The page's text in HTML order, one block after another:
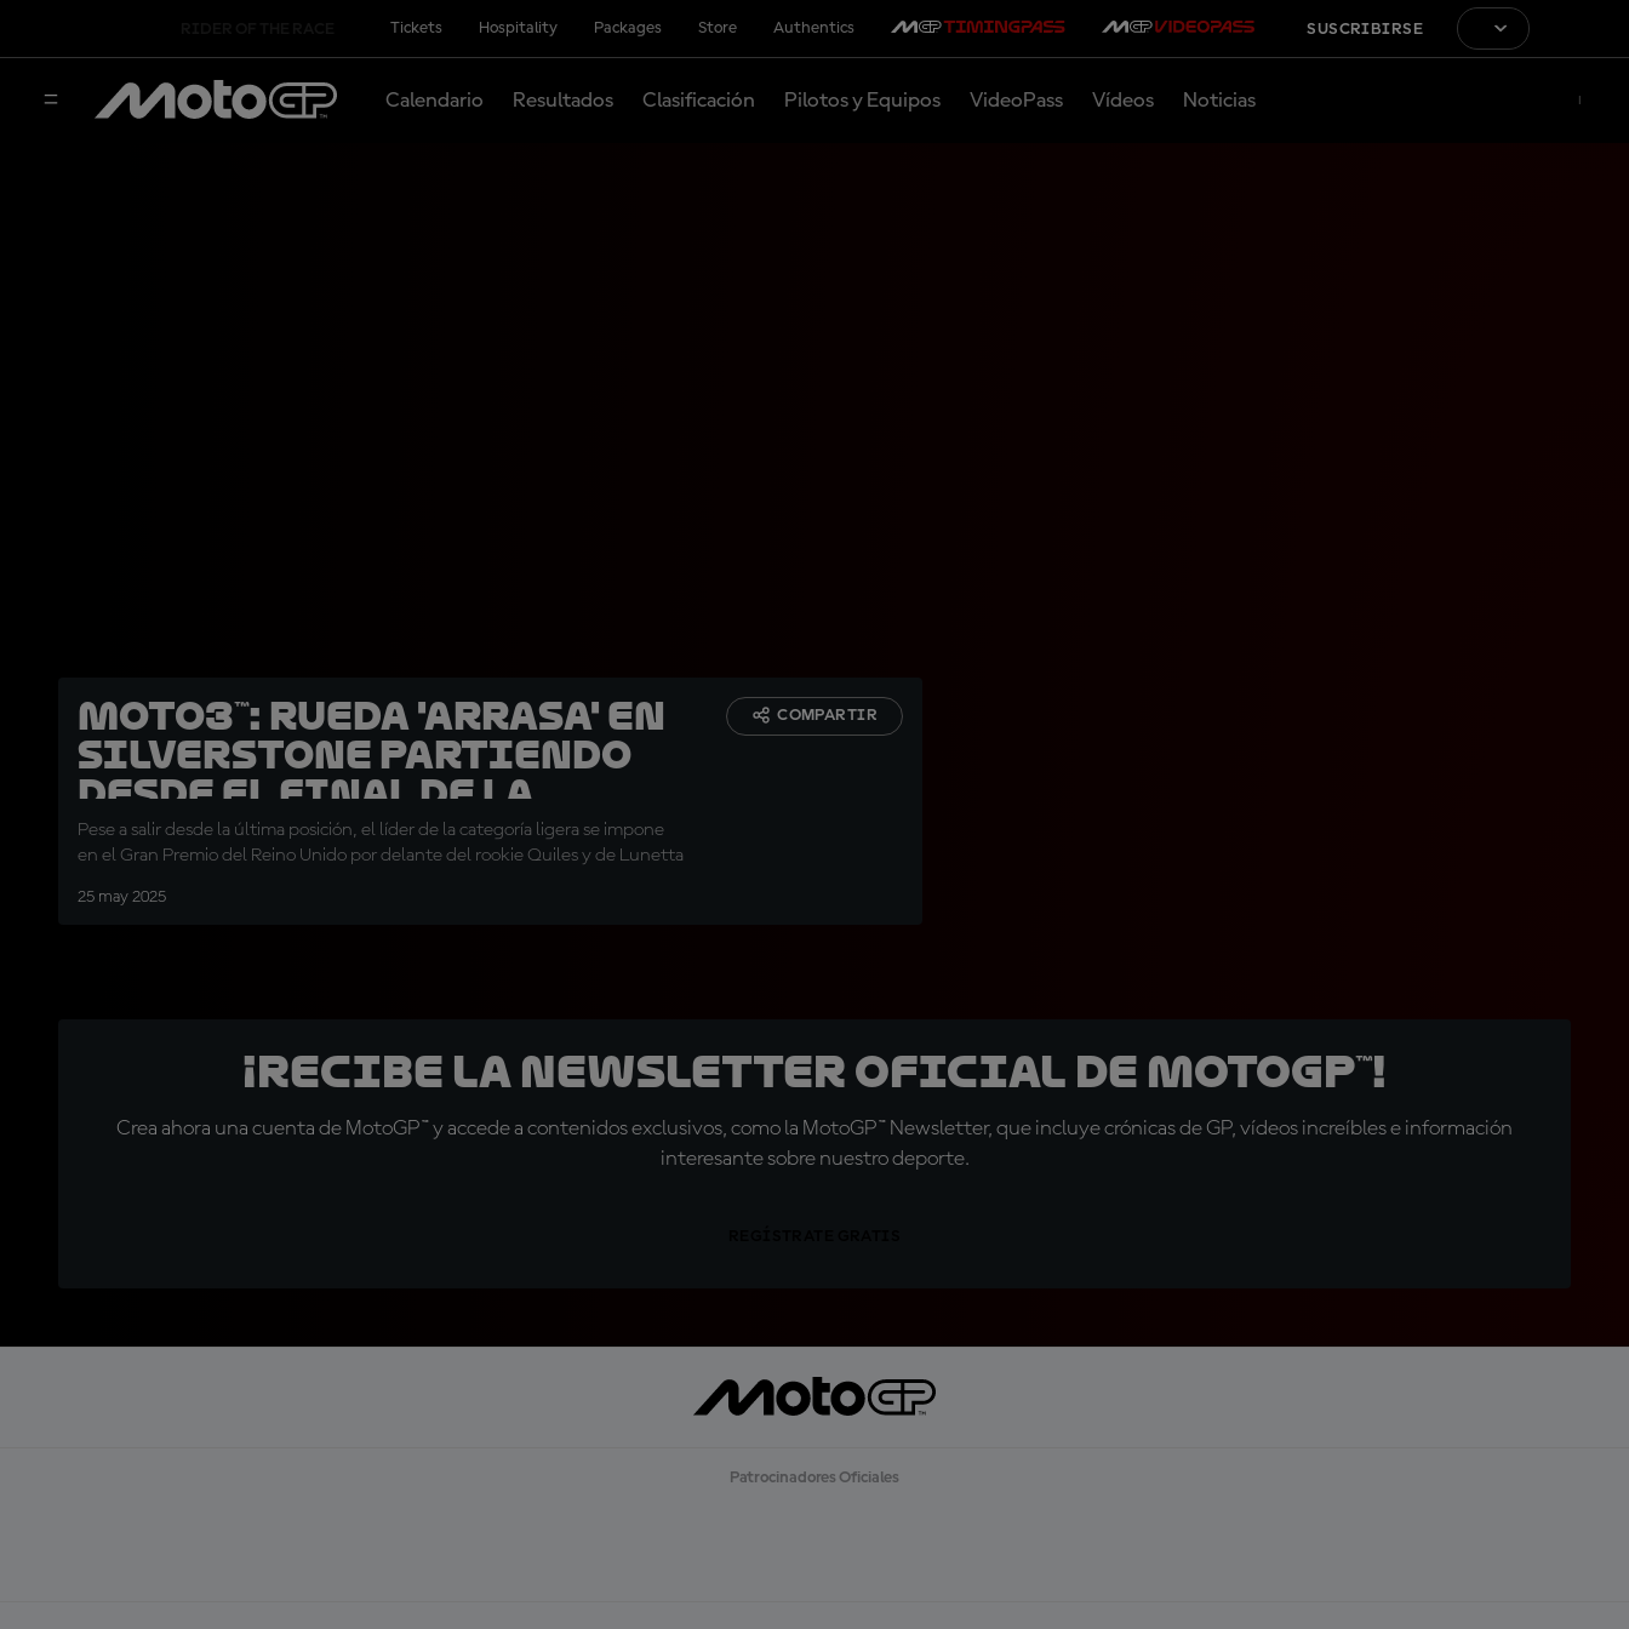
Tickets Hospitality Packages Store Authentics SUSCRIBIRSE
Calendario Resultados Clasificación Pilotos y Equipos VideoPass Vídeos Noticias
Moto3™: Rueda 'arrasa' en
Silverstone partiendo
desde el final de la
parrilla
Pese a salir desde la última posición, el líder de la categoría ligera se impone
en el Gran Premio del Reino Unido por delante del rookie Quiles y de Lunetta
25 may 2025
COMPARTIR
¡Recibe la Newsletter oficial de MotoGP™!
Crea ahora una cuenta de MotoGP™ y accede a contenidos exclusivos, como la MotoGP™ Newsletter, que incluye crónicas de GP, vídeos increíbles e información
interesante sobre nuestro deporte.
Patrocinadores Oficiales